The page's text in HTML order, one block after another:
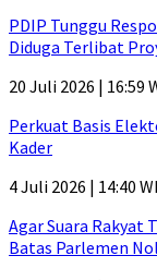
PDIP Tunggu
Diduga Terlibat
20 Juli 2026 | 16:59
Perkuat Basis
Kader
4 Juli 2026 | 14:40
Agar Suara Rakyat
Batas Parlemen